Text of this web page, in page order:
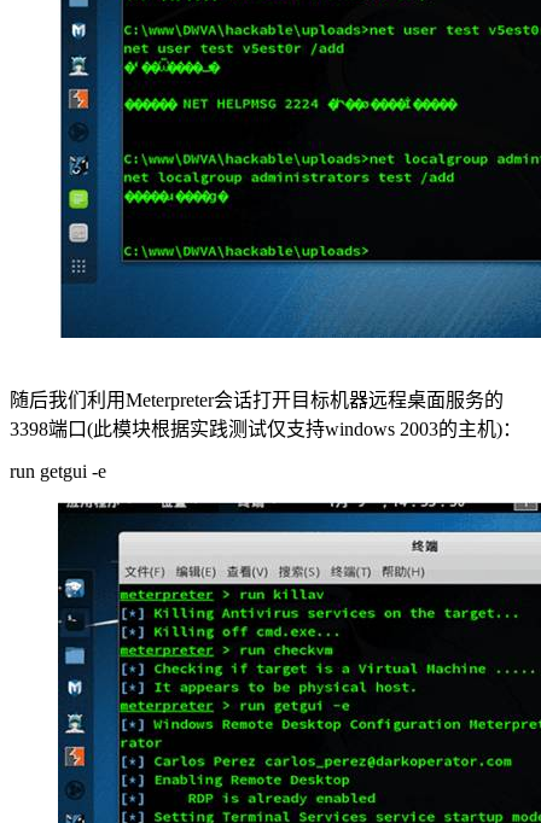
随后我们利用Meterpreter会话打开目标机器远程桌面服务的
3398端口(此模块根据实践测试仅支持windows 2003的主机)：
run getgui -e